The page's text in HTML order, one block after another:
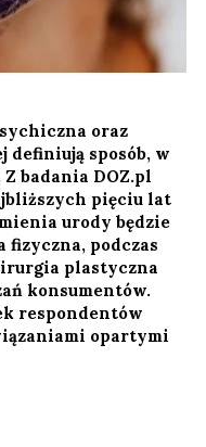
oraz
sposób, w
badania DOZ.pl
pięciu lat
urody będzie
fizyczna, podczas
plastyczna
konsumentów.
respondentów
opartymi